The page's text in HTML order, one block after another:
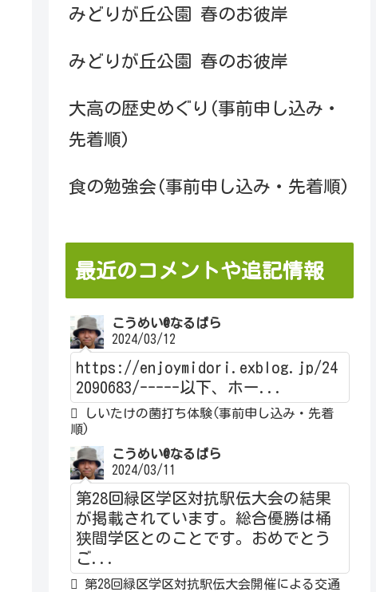
みどりが丘公園 春のお彼岸
みどりが丘公園 春のお彼岸
大高の歴史めぐり(事前申し込み・
先着順)
食の勉強会(事前申し込み・先着順)
最近のコメントや追記情報
こうめい@なるぱら
2024/03/12
https://enjoymidori.exblog.jp/24
2090683/-----以下、ホー...
しいたけの菌打ち体験(事前申し込み・先着
順)
こうめい@なるぱら
2024/03/11
第28回緑区学区対抗駅伝大会の結果
が掲載されています。総合優勝は桶
狭間学区とのことです。おめでとう
ご...
第28回緑区学区対抗駅伝大会開催による交通